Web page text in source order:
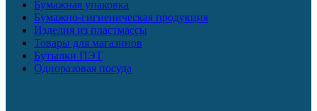
Бумажная упаковка
Бумажно-гигиеническая продукция
Изделия из пластмассы
Товары для магазинов
Бутылки ПЭТ
Одноразовая посуда